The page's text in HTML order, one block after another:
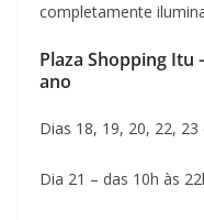
completamente
Plaza Shopping Itu
ano
Dias 18, 19, 20, 22, 23
Dia 21 – das 10h às